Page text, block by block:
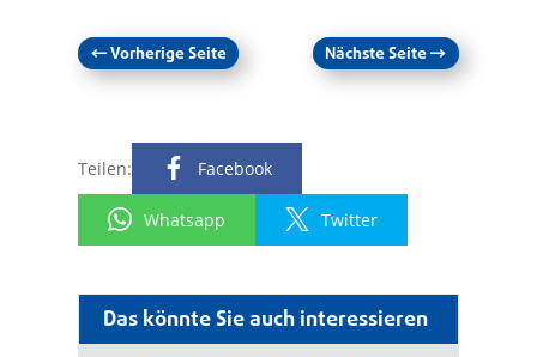
Das könnte Sie auch interessieren
←Vorherige Seite Nächste Seite→
Teilen: Facebook
Whatsapp Twitter